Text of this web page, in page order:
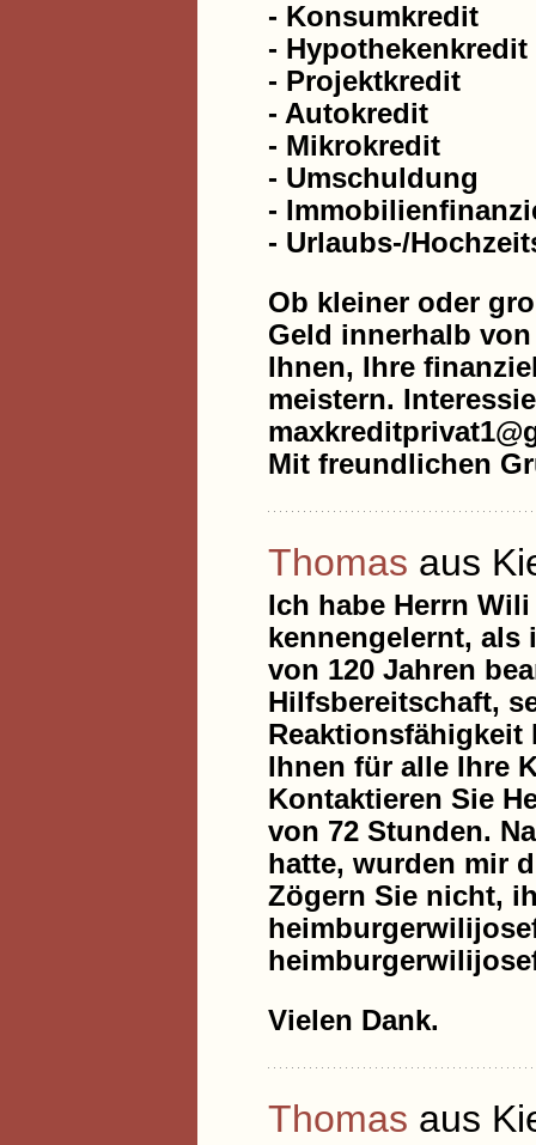
- Konsumkredit
- Hypothekenkredit
- Projektkredit
- Autokredit
- Mikrokredit
- Umschuldung
-
- Urlaubs-/
Ob kleiner oder
Geld innerhalb
Ihnen, Ihre
meistern.
Mit freundlichen
Thomas aus
Ich habe Herrn
kennengelernt, als
von 120 Jahren
Hilfsbereitschaft,
Reaktionsfähigkeit
Ihnen für alle Ihre
Kontaktieren Sie
von 72 Stunden.
hatte, wurden mir
Zögern Sie nicht,
Vielen Dank.
Thomas aus